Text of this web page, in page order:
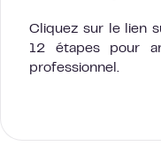
Cliquez sur le lien
12 étapes pour
professionnel.